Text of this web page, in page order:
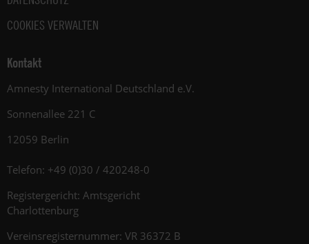
COOKIES VERWALTEN
Kontakt
Amnesty International Deutschland e.V.
Sonnenallee 221 C
12059 Berlin
Telefon: +49 (0)30 / 420248-0
Registergericht: Amtsgericht
Charlottenburg
Vereinsregisternummer: VR 36372 B